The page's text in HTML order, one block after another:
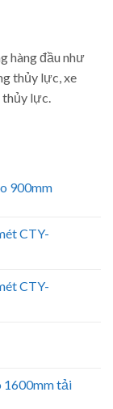
hàng đầu như
thủy lực, xe
thủy lực.
900mm
CTY-
CTY-
1600mm tải